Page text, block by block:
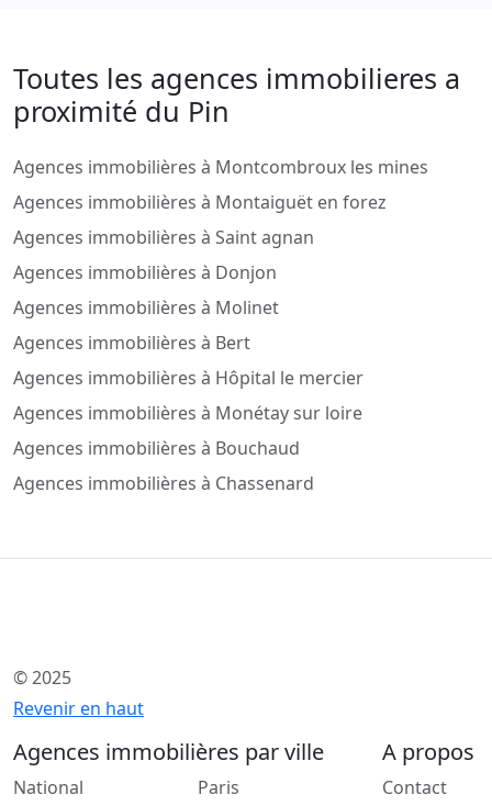
Toutes les agences immobilieres a
proximité du Pin
Agences immobilières à Montcombroux les mines
Agences immobilières à Montaiguët en forez
Agences immobilières à Saint agnan
Agences immobilières à Donjon
Agences immobilières à Molinet
Agences immobilières à Bert
Agences immobilières à Hôpital le mercier
Agences immobilières à Monétay sur loire
Agences immobilières à Bouchaud
Agences immobilières à Chassenard
© 2025
Revenir en haut
Agences immobilières par ville
National Paris
A propos
Contact